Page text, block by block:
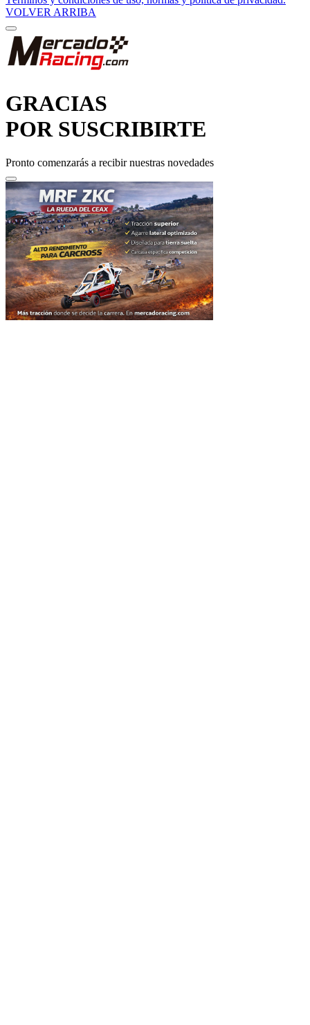
VOLVER ARRIBA
GRACIAS
POR SUSCRIBIRTE
Pronto comenzarás a recibir nuestras novedades